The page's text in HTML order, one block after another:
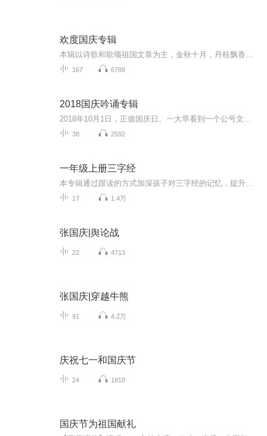
欢度国庆专辑
167 6788
2018国庆吟诵专辑
38 2592
一年级上册三字经
17 1.4万
张国庆|舆论战
22 4713
张国庆|穿越牛熊
91 4.2万
庆祝七一和国庆节
24 1818
国庆节为祖国献礼